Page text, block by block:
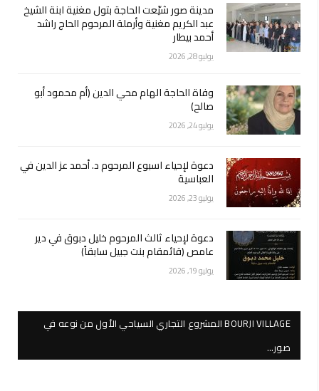
مدينة صور شيّعت الحاجة بتول مغنية ابنة الشيخ
عبد الكريم مغنية وأرملة المرحوم الحاج راشد
أحمد بيطار
يوليو 28, 2026
وفاة الحاجة الهام محي الدين (أم محمود أبو
صالح)
يوليو 24, 2026
دعوة لإحياء اسبوع المرحوم د. أحمد عز الدين في
العباسية
يوليو 23, 2026
دعوة لإحياء ثالث المرحوم خليل دبوق في دير
عامص (قائمقام بنت جبيل سابقاً)
يوليو 19, 2026
BOURJI VILLAGE المشروع التجاري السياحي الأول من نوعه في
صور…